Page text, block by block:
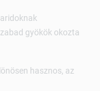
gyökök okozta
hasznos, az